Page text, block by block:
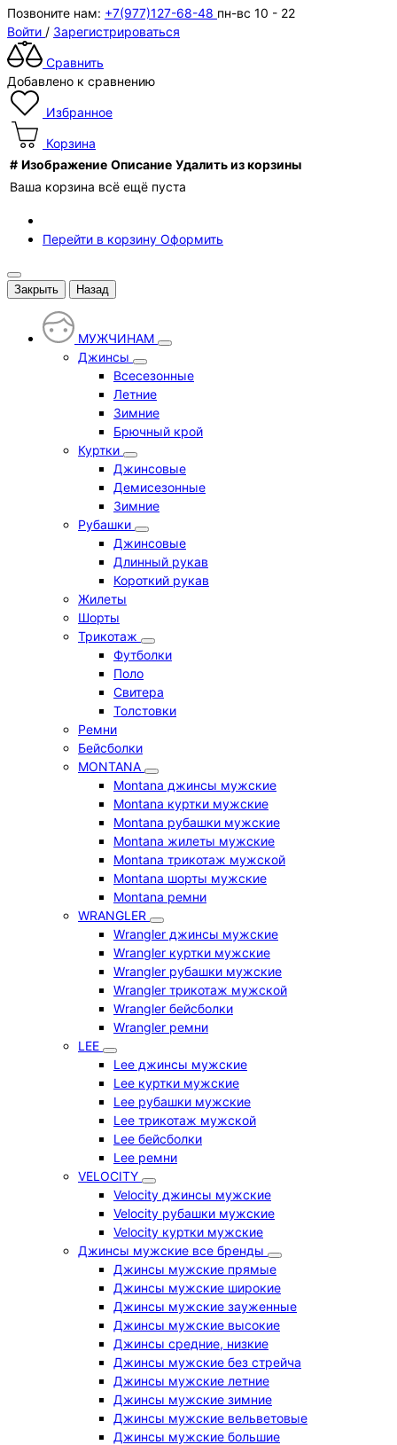
Позвоните нам: +7(977)127-68-48 пн-вс 10 - 22
Войти / Зарегистрироваться
Сравнить
Добавлено к сравнению
Избранное
Корзина
# Изображение Описание Удалить из корзины
Ваша корзина всё ещё пуста
Перейти в корзину Оформить
Закрыть Назад
МУЖЧИНАМ
Джинсы
Всесезонные
Летние
Зимние
Брючный крой
Куртки
Джинсовые
Демисезонные
Зимние
Рубашки
Джинсовые
Длинный рукав
Короткий рукав
Жилеты
Шорты
Трикотаж
Футболки
Поло
Свитера
Толстовки
Ремни
Бейсболки
MONTANA
Montana джинсы мужские
Montana куртки мужские
Montana рубашки мужские
Montana жилеты мужские
Montana трикотаж мужской
Montana шорты мужские
Montana ремни
WRANGLER
Wrangler джинсы мужские
Wrangler куртки мужские
Wrangler рубашки мужские
Wrangler трикотаж мужской
Wrangler бейсболки
Wrangler ремни
LEE
Lee джинсы мужские
Lee куртки мужские
Lee рубашки мужские
Lee трикотаж мужской
Lee бейсболки
Lee ремни
VELOCITY
Velocity джинсы мужские
Velocity рубашки мужские
Velocity куртки мужские
Джинсы мужские все бренды
Джинсы мужские прямые
Джинсы мужские широкие
Джинсы мужские зауженные
Джинсы мужские высокие
Джинсы средние, низкие
Джинсы мужские без стрейча
Джинсы мужские летние
Джинсы мужские зимние
Джинсы мужские вельветовые
Джинсы мужские большие